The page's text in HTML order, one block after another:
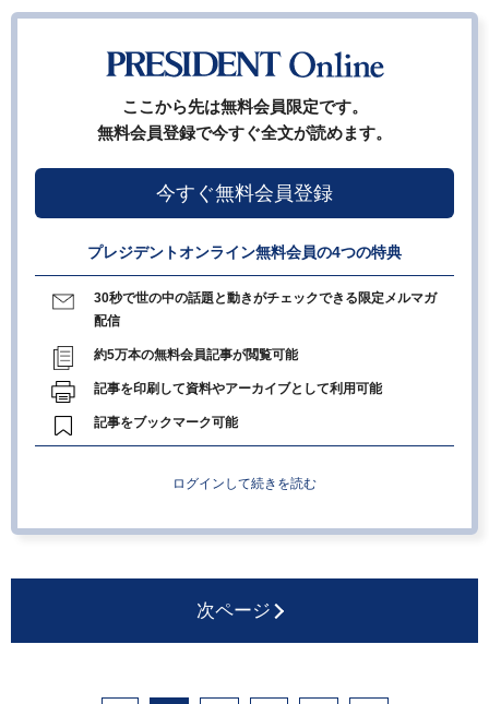
ここから先は無料会員限定です。
無料会員登録で今すぐ全文が読めます。
今すぐ無料会員登録
プレジデントオンライン無料会員の4つの特典
30秒で世の中の話題と動きがチェックできる限定メルマガ
配信
約5万本の無料会員記事が閲覧可能
記事を印刷して資料やアーカイブとして利用可能
記事をブックマーク可能
ログインして続きを読む
次ページ